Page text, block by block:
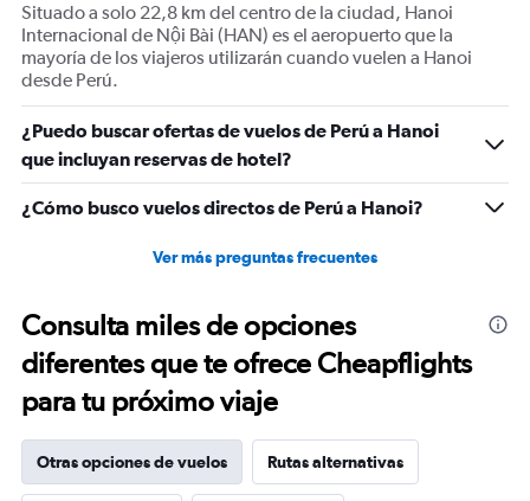
Situado a solo 22,8 km del centro de la ciudad, Hanoi
Internacional de Nội Bài (HAN) es el aeropuerto que la
mayoría de los viajeros utilizarán cuando vuelen a Hanoi
desde Perú.
¿Puedo buscar ofertas de vuelos de Perú a Hanoi
que incluyan reservas de hotel?
¿Cómo busco vuelos directos de Perú a Hanoi?
Ver más preguntas frecuentes
Consulta miles de opciones
diferentes que te ofrece Cheapflights
para tu próximo viaje
Otras opciones de vuelos Rutas alternativas